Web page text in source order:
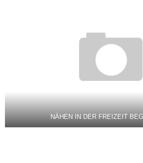
NÄHEN IN DER FREIZEIT